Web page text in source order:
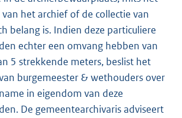
het archief of de collectie van
belang is. Indien deze particuliere
echter een omvang hebben van
5 strekkende meters, beslist het
burgemeester & wethouders over
in eigendom van deze
De gemeentearchivaris adviseert